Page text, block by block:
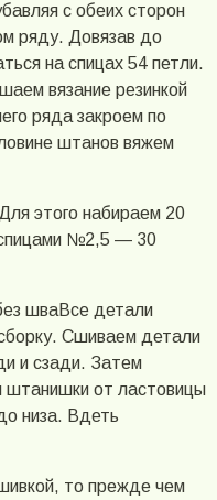
с обеих сторон
ряду. Довязав до
на спицах 54 петли.
вязание резинкой
ряда закроем по
штанов вяжем
этого набираем 20
спицами №2,5 — 30
Все детали
Сшиваем детали
и сзади. Затем
штанишки от ластовицы
низа. Вдеть
то прежде чем